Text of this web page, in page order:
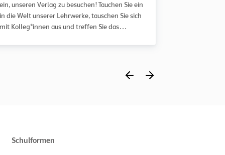
ein, unseren Verlag zu besuchen! Tauchen Sie ein
in die Welt unserer Lehrwerke, tauschen Sie sich
mit Kolleg*innen aus und treffen Sie das
Schulformen